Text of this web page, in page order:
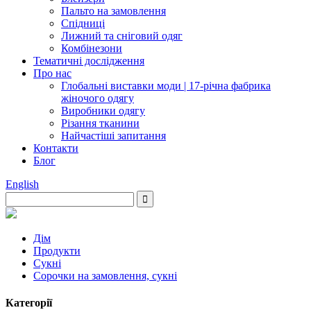
Пальто на замовлення
Спідниці
Лижний та сніговий одяг
Комбінезони
Тематичні дослідження
Про нас
Глобальні виставки моди | 17-річна фабрика
жіночого одягу
Виробники одягу
Різання тканини
Найчастіші запитання
Контакти
Блог
English
Дім
Продукти
Сукні
Сорочки на замовлення, сукні
Категорії